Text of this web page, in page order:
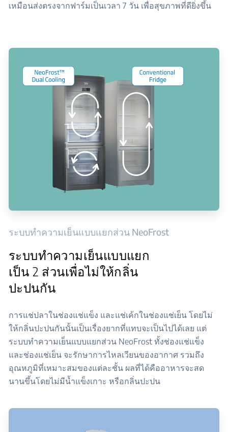
เหมือนส่งตรงจากฟาร์มเป็นเวลา 7 วัน เพื่อสุขภาพที่ดียิ่งขึ้น
ระบบทำความเย็นแบบแยกส่วน NeoFrost
ระบบทำความเย็นแบบแยก
เป็น 2 ส่วนเพื่อไม่ให้กลิ่น
ปะปนกัน
การแช่ปลาในช่องแช่แข็ง และแช่เค้กในช่องแช่เย็น โดยไม่
ให้กลิ่นปะปนกันนั้นเป็นเรื่องยากที่แทบจะเป็นไปได้เลย แต่
ระบบทำความเย็นแบบแยกส่วน NeoFrost ทั้งช่องแช่แข็ง
และช่องแช่เย็น จะรักษาการไหลเวียนของอากาศ รวมถึง
อุณหภูมิที่เหมาะสมของแต่ละชั้น ผลที่ได้คืออาหารจะสด
นานขึ้นโดยไม่มีน้ำแข็งเกาะ หรือกลิ่นปะปน